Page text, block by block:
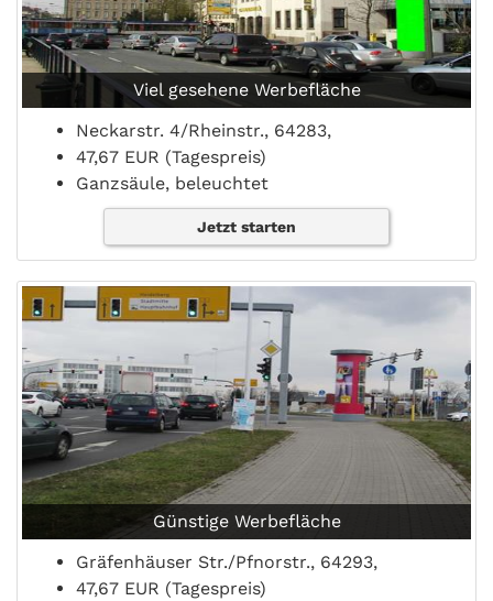
Viel gesehene Werbefläche
Neckarstr. 4/Rheinstr., 64283,
47,67 EUR (Tagespreis)
Ganzsäule, beleuchtet
Jetzt starten
Günstige Werbefläche
Gräfenhäuser Str./Pfnorstr., 64293,
47,67 EUR (Tagespreis)